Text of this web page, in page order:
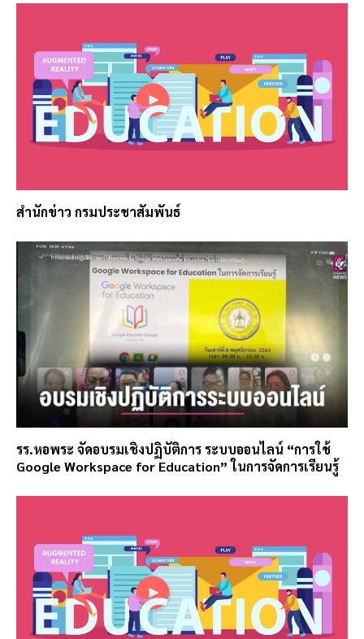
สำนักข่าว กรมประชาสัมพันธ์
รร.หอพระ จัดอบรมเชิงปฏิบัติการ ระบบออนไลน์ “การใช้
Google Workspace for Education” ในการจัดการเรียนรู้